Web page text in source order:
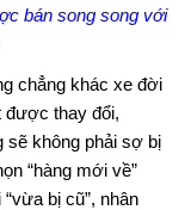
bán song song với
chẳng khác xe đời
được thay đổi,
sẽ không phải sợ bị
“hàng mới về”
bị cũ”, nhân